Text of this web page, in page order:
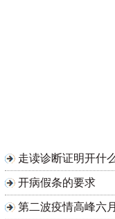
走读诊断证明开什
开病假条的要求
第二波疫情高峰六